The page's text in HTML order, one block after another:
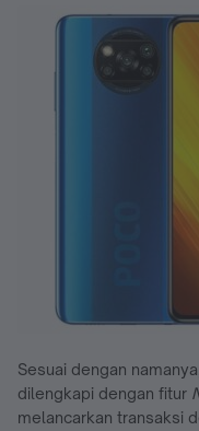
Sesuai dengan
dilengkapi dengan fitur
melancarkan transaksi